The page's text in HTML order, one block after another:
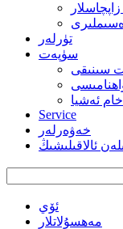
تۈرلەر
سۈپەت
سىنىقى
ئەشيا
Service
خەۋەرلەر
ئالاقىلىشىڭ
ئۆي
مەھسۇلاتلار